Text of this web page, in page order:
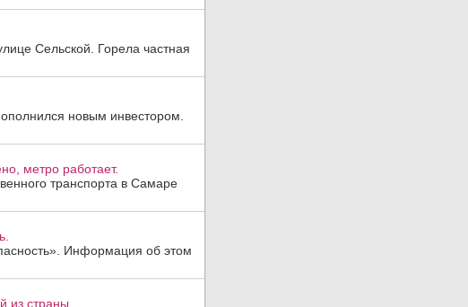
Сельской. Горела частная
новым инвестором.
метро работает.
транспорта в Самаре
Информация об этом
из страны.